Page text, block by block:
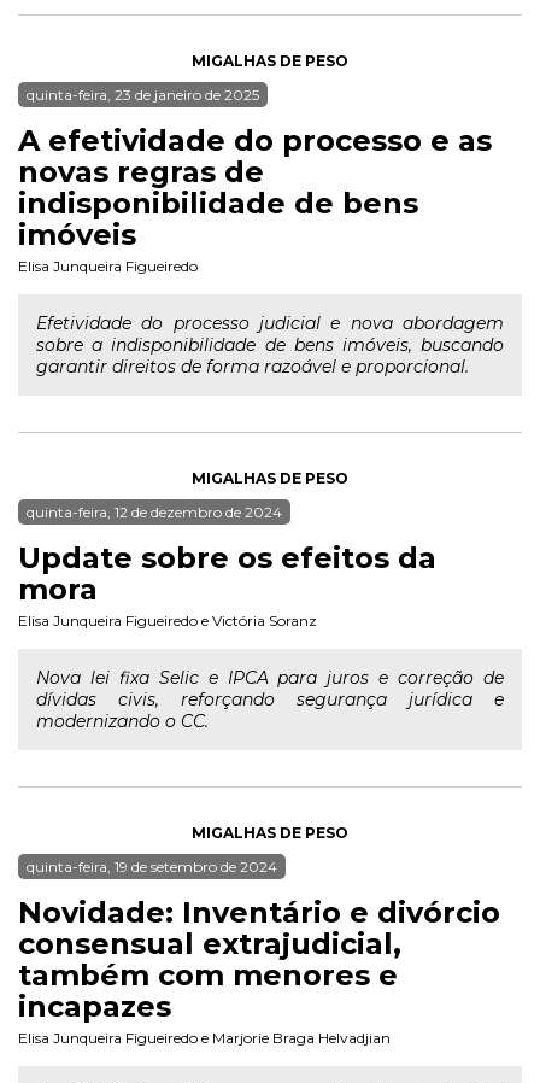
MIGALHAS DE PESO
quinta-feira, 23 de janeiro de 2025
A efetividade do processo e as
novas regras de
indisponibilidade de bens
imóveis
Elisa Junqueira Figueiredo
Efetividade do processo judicial e nova abordagem
sobre a indisponibilidade de bens imóveis, buscando
garantir direitos de forma razoável e proporcional.
MIGALHAS DE PESO
quinta-feira, 12 de dezembro de 2024
Update sobre os efeitos da
mora
Elisa Junqueira Figueiredo e Victória Soranz
Nova lei fixa Selic e IPCA para juros e correção de
dívidas civis, reforçando segurança jurídica e
modernizando o CC.
MIGALHAS DE PESO
quinta-feira, 19 de setembro de 2024
Novidade: Inventário e divórcio
consensual extrajudicial,
também com menores e
incapazes
Elisa Junqueira Figueiredo e Marjorie Braga Helvadjian